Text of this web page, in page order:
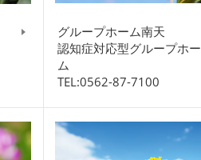
グループホーム南天
認知症対応型グループホー
ム
TEL:0562-87-7100